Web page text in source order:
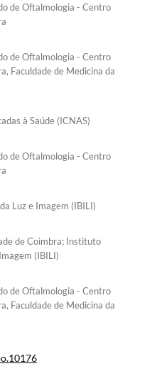
de Oftalmologia - Centro
de Oftalmologia - Centro
Faculdade de Medicina da
à Saúde (ICNAS)
de Oftalmologia - Centro
Luz e Imagem (IBILI)
de Coimbra; Instituto
(IBILI)
de Oftalmologia - Centro
Faculdade de Medicina da